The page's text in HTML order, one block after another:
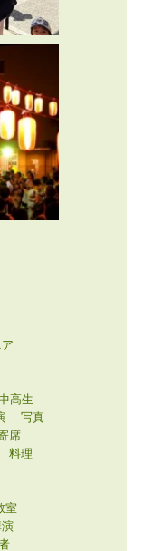
高生
写真
席
料理
室